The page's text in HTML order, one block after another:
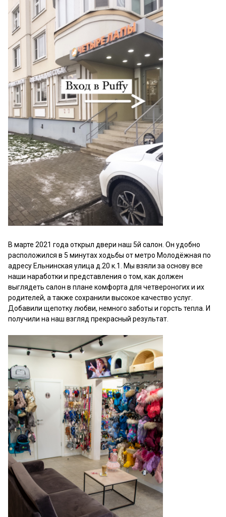
В марте 2021 года открыл двери наш 5й салон. Он удобно
расположился в 5 минутах ходьбы от метро Молодёжная по
адресу Ельнинская улица д.20 к.1. Мы взяли за основу все
наши наработки и представления о том, как должен
выглядеть салон в плане комфорта для четвероногих и их
родителей, а также сохранили высокое качество услуг.
Добавили щепотку любви, немного заботы и горсть тепла. И
получили на наш взгляд прекрасный результат.